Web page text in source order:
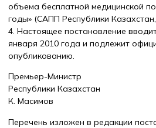
объема бесплатной медицинской
годы» (САПП Республики
4. Настоящее постановление
января 2010 года и подлежит
опубликованию.
Премьер-Министр
Республики Казахстан
К. Масимов
Перечень изложен в редакции